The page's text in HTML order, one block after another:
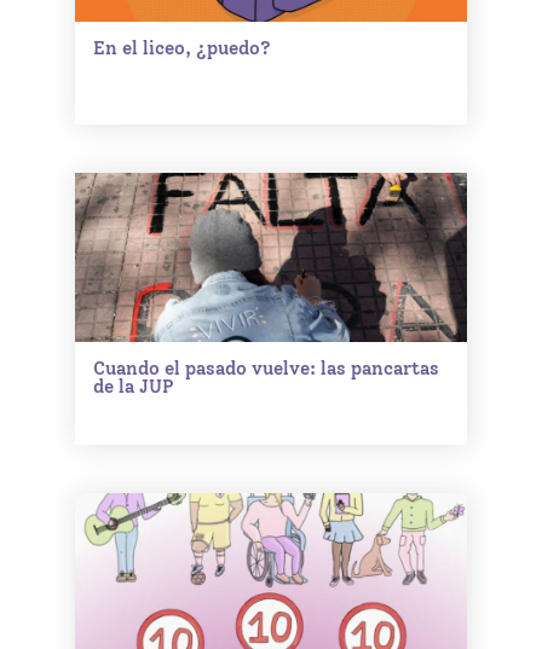
En el liceo, ¿puedo?
Cuando el pasado vuelve: las pancartas
de la JUP